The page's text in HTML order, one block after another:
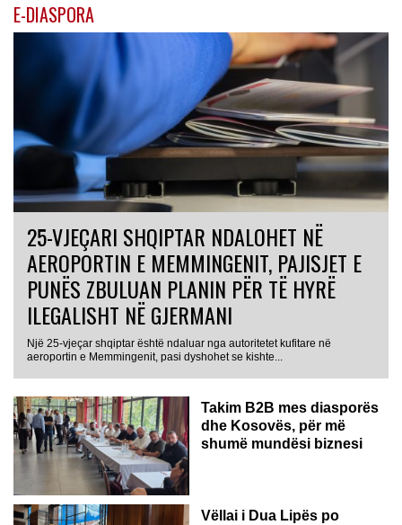
E-DIASPORA
25-VJEÇARI SHQIPTAR NDALOHET NË
AEROPORTIN E MEMMINGENIT, PAJISJET E
PUNËS ZBULUAN PLANIN PËR TË HYRË
ILEGALISHT NË GJERMANI
Një 25-vjeçar shqiptar është ndaluar nga autoritetet kufitare në
aeroportin e Memmingenit, pasi dyshohet se kishte...
Takim B2B mes diasporës
dhe Kosovës, për më
shumë mundësi biznesi
Vëllai i Dua Lipës po